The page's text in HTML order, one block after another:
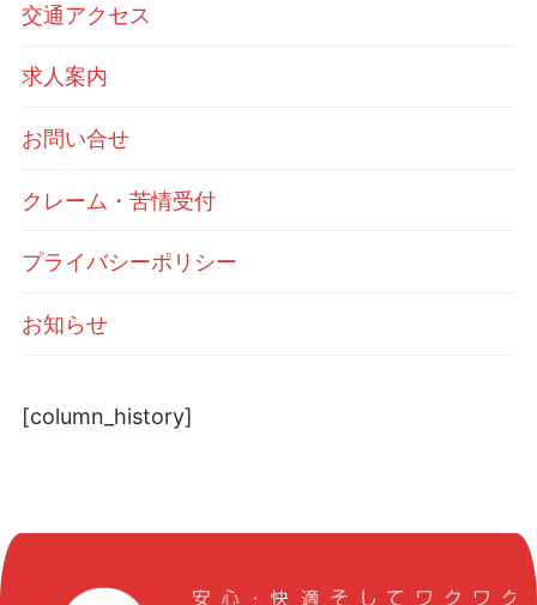
交通アクセス
求人案内
お問い合せ
クレーム・苦情受付
プライバシーポリシー
お知らせ
[column_history]